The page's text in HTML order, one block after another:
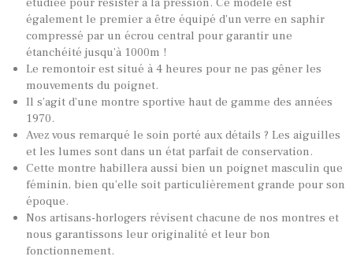
étudiée pour résister à la pression. Ce modèle est
également le premier a être équipé d’un verre en saphir
compressé par un écrou central pour garantir une
étanchéité jusqu’à 1000m !
Le remontoir est situé à 4 heures pour ne pas gêner les
mouvements du poignet.
Il s’agit d’une montre sportive haut de gamme des années
1970.
Avez vous remarqué le soin porté aux détails ? Les aiguilles
et les lumes sont dans un état parfait de conservation.
Cette montre habillera aussi bien un poignet masculin que
féminin, bien qu’elle soit particulièrement grande pour son
époque.
Nos artisans-horlogers révisent chacune de nos montres et
nous garantissons leur originalité et leur bon
fonctionnement.